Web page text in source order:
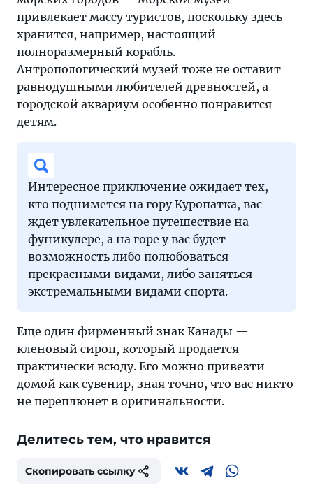
привлекает массу туристов, поскольку здесь
хранится, например, настоящий
полноразмерный корабль.
Антропологический музей тоже не оставит
равнодушными любителей древностей, а
городской аквариум особенно понравится
детям.
Интересное приключение ожидает тех,
кто поднимется на гору Куропатка, вас
ждет увлекательное путешествие на
фуникулере, а на горе у вас будет
возможность либо полюбоваться
прекрасными видами, либо заняться
экстремальными видами спорта.
Еще один фирменный знак Канады —
кленовый сироп, который продается
практически всюду. Его можно привезти
домой как сувенир, зная точно, что вас никто
не переплюнет в оригинальности.
Делитесь тем, что нравится
Скопировать ссылку